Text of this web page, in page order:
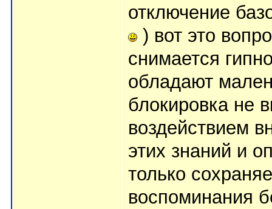
отключение
) вот это
снимается
обладают
блокировка не
воздействием
этих знаний и
только
воспоминания